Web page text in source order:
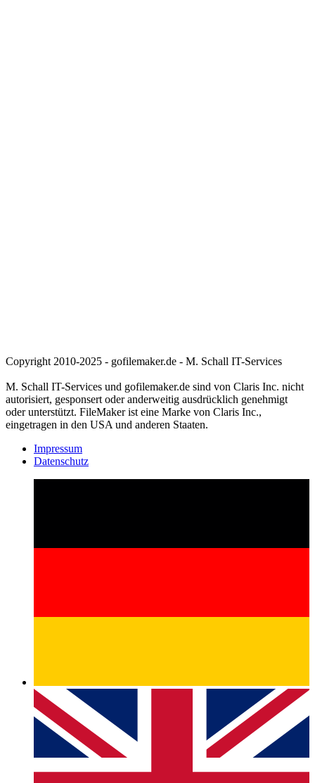
Copyright 2010-2025 - gofilemaker.de - M. Schall IT-Services
M. Schall IT-Services und gofilemaker.de sind von Claris Inc. nicht
autorisiert, gesponsert oder anderweitig ausdrücklich genehmigt
oder unterstützt. FileMaker ist eine Marke von Claris Inc.,
eingetragen in den USA und anderen Staaten.
Impressum
Datenschutz